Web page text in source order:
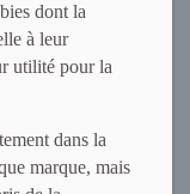
dont la
à leur
utilité pour la
dans la
marque, mais